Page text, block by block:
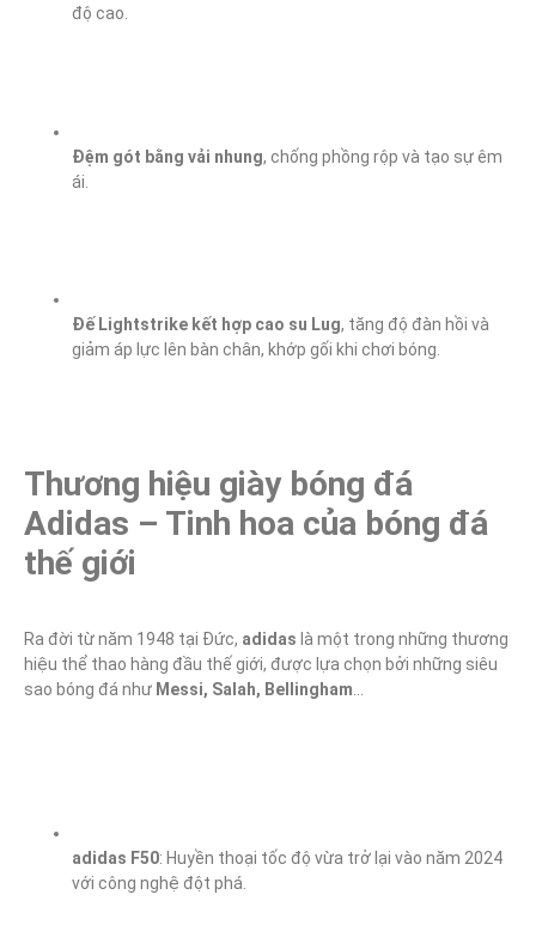
độ cao.
Đệm gót bằng vải nhung, chống phồng rộp và tạo sự êm
ái.
Đế Lightstrike kết hợp cao su Lug, tăng độ đàn hồi và
giảm áp lực lên bàn chân, khớp gối khi chơi bóng.
Thương hiệu giày bóng đá
Adidas – Tinh hoa của bóng đá
thế giới
Ra đời từ năm 1948 tại Đức, adidas là một trong những thương
hiệu thể thao hàng đầu thế giới, được lựa chọn bởi những siêu
sao bóng đá như Messi, Salah, Bellingham…
adidas F50: Huyền thoại tốc độ vừa trở lại vào năm 2024
với công nghệ đột phá.